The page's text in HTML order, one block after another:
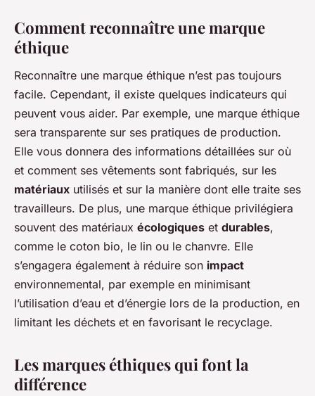
Comment reconnaître une marque
éthique
Reconnaître une marque éthique n’est pas toujours
facile. Cependant, il existe quelques indicateurs qui
peuvent vous aider. Par exemple, une marque éthique
sera transparente sur ses pratiques de production.
Elle vous donnera des informations détaillées sur où
et comment ses vêtements sont fabriqués, sur les
matériaux utilisés et sur la manière dont elle traite ses
travailleurs. De plus, une marque éthique privilégiera
souvent des matériaux écologiques et durables,
comme le coton bio, le lin ou le chanvre. Elle
s’engagera également à réduire son impact
environnemental, par exemple en minimisant
l’utilisation d’eau et d’énergie lors de la production, en
limitant les déchets et en favorisant le recyclage.
Les marques éthiques qui font la
différence